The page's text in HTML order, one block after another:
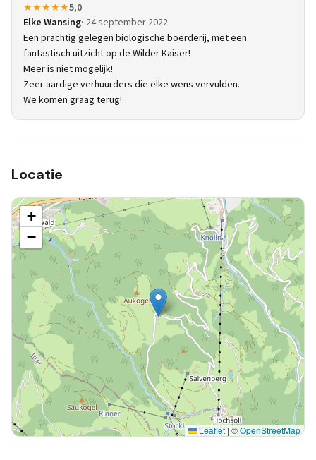
★★★★★5,0
Elke Wansing 24 september 2022
Een prachtig gelegen biologische boerderij, met een
fantastisch uitzicht op de Wilder Kaiser!
Meer is niet mogelijk!
Zeer aardige verhuurders die elke wens vervulden.
We komen graag terug!
Locatie
+
−
Leaflet| ©OpenStreetMap